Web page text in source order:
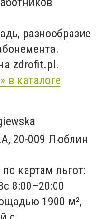
разнообразие
zdrofit.pl.
в каталоге
20-009 Люблин
картам льгот:
8:00–20:00
1900 м²,